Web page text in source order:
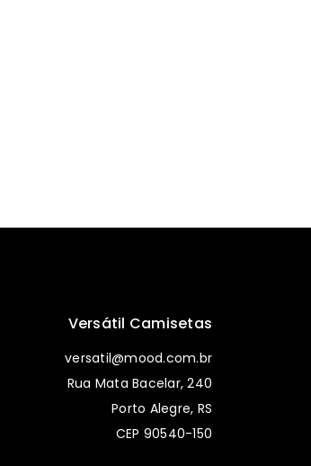
Versátil Camisetas
versatil@mood.com.br
Rua Mata Bacelar, 240
Porto Alegre, RS
CEP 90540-150